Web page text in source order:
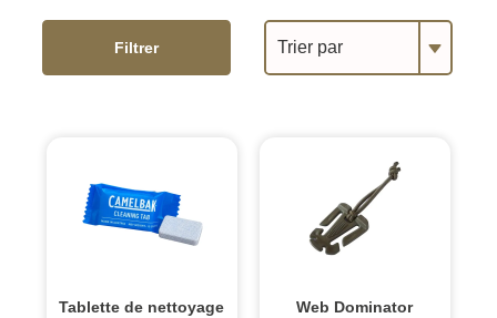
Trier par
Filtrer
Tablette de nettoyage Web Dominator